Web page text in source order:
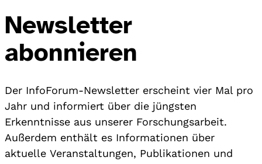
Newsletter
abonnieren
Der InfoForum-Newsletter erscheint vier Mal pro
Jahr und informiert über die jüngsten
Erkenntnisse aus unserer Forschungsarbeit.
Außerdem enthält es Informationen über
aktuelle Veranstaltungen, Publikationen und